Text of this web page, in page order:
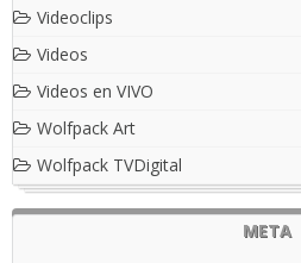
Videoclips
Videos
Videos en VIVO
Wolfpack Art
Wolfpack TVDigital
META